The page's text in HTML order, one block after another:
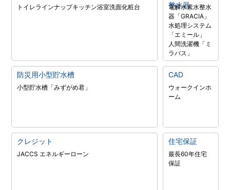
トイレラインナップキッチン浴室洗面化粧台
整水器
電解水素水整水
器「GRACIA」
水処理システム
「エミール」
人間洗濯機「ミ
ラバス」
防災用小型貯水槽
小型貯水槽「みずがめ君」
CAD
ウォークインホ
ーム
クレジット
JACCS エネルギーローン
住宅保証
最長60年住宅
保証